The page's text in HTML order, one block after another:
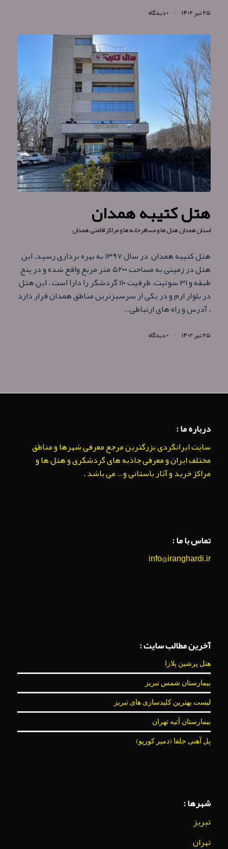
۲۵ تیر ۱۴۰۲ / ۰ دیدگاه
هتل کتیبه همدان
استان همدان,هتل ها و مسافرخانه ها و مراکز اقامتی,همدان
هتل کتیبه همدان در سال ۱۳۹۷ به بهره برداری رسید. این
هتل در زمینی به مساحت ۵۲۰۰ متر مربع واقع شده و در پنج
طبقه و ۳۱ سوئیت، ظرفیت ۱۱۰ گردشگر را دارا است . این هتل
در بلوار ارم و در یکی از سرسبزترین مناطق همدان قرار دارد
. آدرس و راه های ارتباطی…
۲۵ تیر ۱۴۰۲ / ۰ دیدگاه
درباره ما :
سایت ایرانگردی بزرگترین مرجع معرفی شهرها و مناطق
مختلف ایران و معرفی جاذبه های گردشگری و هتل ها و
مراکز خرید و آثار باستانی و… می باشد .
تماس با ما :
info@iranghardi.ir
آخرین مطالب سایت :
هتل پرشین پلازا
بیمارستان شمس تبریز
لیست بهترین کلیدسازی های تبریز
بیمارستان آتیه تهران
پل آهنی جلفا (دمیر کورپو)
شهرها :
تبریز
تهران